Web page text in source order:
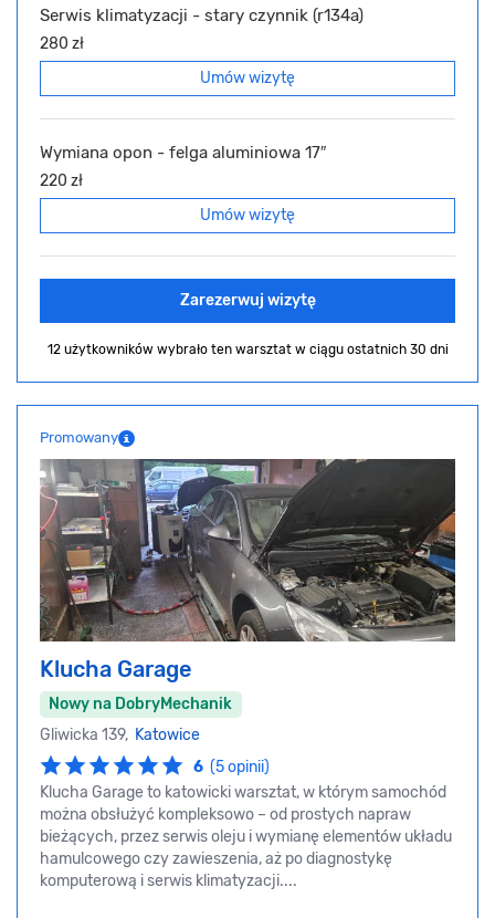
Serwis klimatyzacji - stary czynnik (r134a)
280 zł
Umów wizytę
Wymiana opon - felga aluminiowa 17″
220 zł
Umów wizytę
Zarezerwuj wizytę
12 użytkowników wybrało ten warsztat w ciągu ostatnich 30 dni
Promowany
Klucha Garage
Nowy na DobryMechanik
Gliwicka 139, Katowice
6 (5 opinii)
Klucha Garage to katowicki warsztat, w którym samochód
można obsłużyć kompleksowo – od prostych napraw
bieżących, przez serwis oleju i wymianę elementów układu
hamulcowego czy zawieszenia, aż po diagnostykę
komputerową i serwis klimatyzacji....